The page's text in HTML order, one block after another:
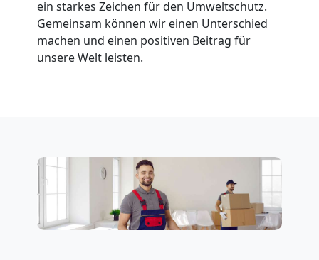
ein starkes Zeichen für den Umweltschutz.
Gemeinsam können wir einen Unterschied
machen und einen positiven Beitrag für
unsere Welt leisten.
Fernumzug
Leonding
Büroumzug